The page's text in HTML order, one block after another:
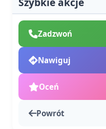
Zadzwoń
Nawiguj
Oceń
Powrót